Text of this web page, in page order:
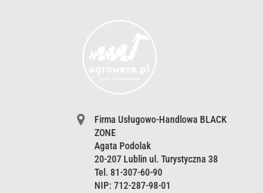
Firma Usługowo-Handlowa BLACK
ZONE
Agata Podolak
20-207 Lublin ul. Turystyczna 38
Tel. 81-307-60-90
NIP: 712-287-98-01